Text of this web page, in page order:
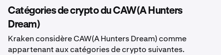
Catégories de crypto du CAW(A Hunters
Dream)
Kraken considère CAW(A Hunters Dream) comme
appartenant aux catégories de crypto suivantes.